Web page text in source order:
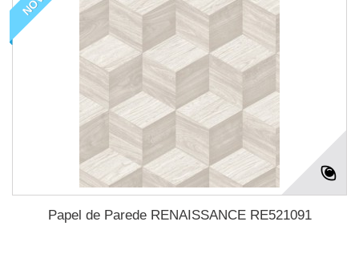
Papel de Parede RENAISSANCE RE521091